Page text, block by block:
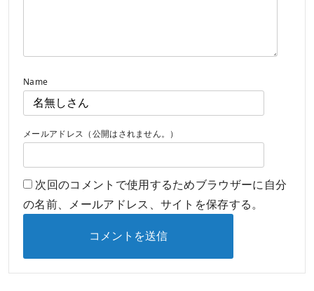
Name
メールアドレス（公開はされません。）
次回のコメントで使用するためブラウザーに自分
の名前、メールアドレス、サイトを保存する。